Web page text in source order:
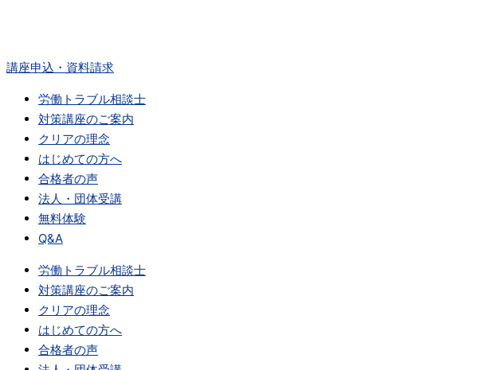
ス
講座申込・資料請求
労働トラブル相談士
対策講座のご案内
クリアの理念
はじめての方へ
合格者の声
法人・団体受講
無料体験
Q&A
労働トラブル相談士
対策講座のご案内
クリアの理念
はじめての方へ
合格者の声